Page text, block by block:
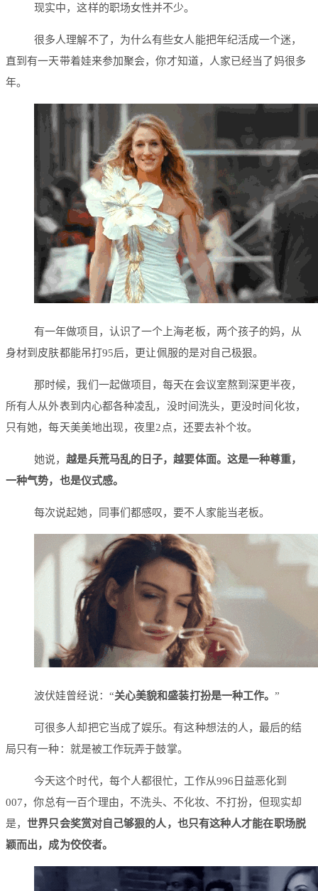
现实中，这样的职场女性并不少。
很多人理解不了，为什么有些女人能把年纪活成一个迷，
直到有一天带着娃来参加聚会，你才知道，人家已经当了妈很多
年。
有一年做项目，认识了一个上海老板，两个孩子的妈，从
身材到皮肤都能吊打95后，更让佩服的是对自己极狠。
那时候，我们一起做项目，每天在会议室熬到深更半夜，
所有人从外表到内心都各种凌乱，没时间洗头，更没时间化妆，
只有她，每天美美地出现，夜里2点，还要去补个妆。
她说，越是兵荒马乱的日子，越要体面。这是一种尊重，
一种气势，也是仪式感。
每次说起她，同事们都感叹，要不人家能当老板。
波伏娃曾经说：“关心美貌和盛装打扮是一种工作。”
可很多人却把它当成了娱乐。有这种想法的人，最后的结
局只有一种：就是被工作玩弄于鼓掌。
今天这个时代，每个人都很忙，工作从996日益恶化到
007，你总有一百个理由，不洗头、不化妆、不打扮，但现实却
是，世界只会奖赏对自己够狠的人，也只有这种人才能在职场脱
颖而出，成为佼佼者。